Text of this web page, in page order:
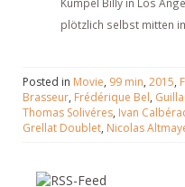
plötzlich selbst mitten
Posted in Movie, 99 min, 2015,
Brasseur, Frédérique Bel,
Thomas Solivéres, Ivan
Grellat Doublet, Nicolas